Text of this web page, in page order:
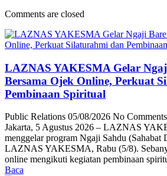
Comments are closed
LAZNAS YAKESMA Gelar
Bersama Ojek Online, Perkuat
Pembinaan Spiritual
Public Relations 05/08/2026 No Comments
Jakarta, 5 Agustus 2026 – LAZNAS
menggelar program Ngaji Sahdu (Sahabat
LAZNAS YAKESMA, Rabu (5/8).
online mengikuti kegiatan pembinaan
Baca